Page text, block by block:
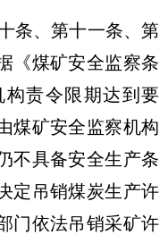
条、第十一条、第
《煤矿安全监察条
责令限期达到要
煤矿安全监察机构
不具备安全生产条
定吊销煤炭生产许
门依法吊销采矿许